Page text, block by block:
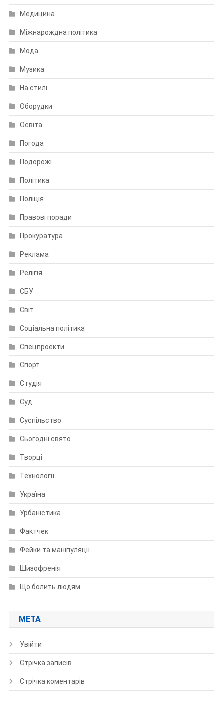
Медицина
Міжнарождна політика
Мода
Музика
На стилі
Оборудки
Освіта
Погода
Подорожі
Політика
Поліція
Правові поради
Прокуратура
Реклама
Релігія
СБУ
Світ
Соціальна політика
Спецпроекти
Спорт
Студія
Суд
Суспільство
Сьогодні свято
Творці
Технології
Україна
Урбаністика
Фактчек
Фейки та маніпуляції
Шизофренія
Що болить людям
МЕТА
Увійти
Стрічка записів
Стрічка коментарів